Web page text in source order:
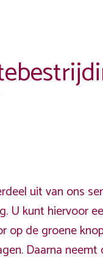
uit van ons
U kunt hiervoor
op de groene
Daarna